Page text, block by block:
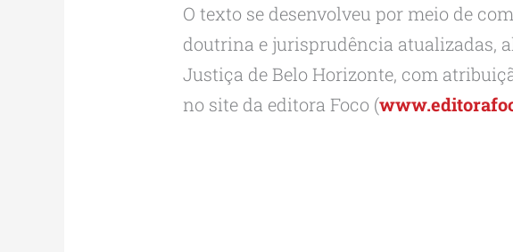
O texto se desenvolveu por meio de
doutrina e jurisprudência atualizadas,
Justiça de Belo Horizonte, com
no site da editora Foco (